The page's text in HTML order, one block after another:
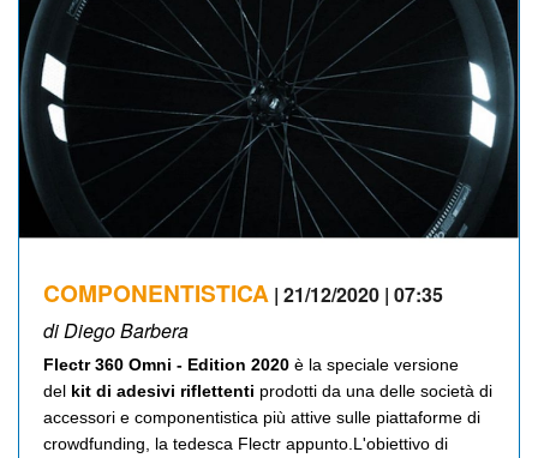
ALBI D'ORO
NEWSLETTER
COMPONENTISTICA | 21/12/2020 | 07:35
di Diego Barbera
Flectr 360 Omni - Edition 2020 è la speciale versione
del kit di adesivi riflettenti prodotti da una delle società di
accessori e componentistica più attive sulle piattaforme di
crowdfunding, la tedesca Flectr appunto.L'obiettivo di